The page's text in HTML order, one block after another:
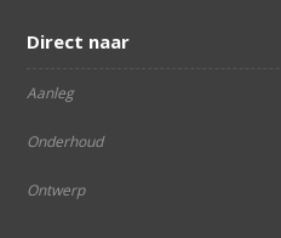
Direct naar
Aanleg
Onderhoud
Ontwerp